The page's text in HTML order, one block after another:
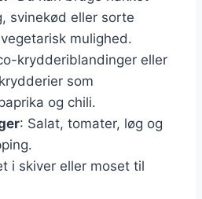
svinekød eller sorte
mulighed.
krydderiblandinger eller
som
og chili.
: Salat, tomater, løg og
i skiver eller moset til